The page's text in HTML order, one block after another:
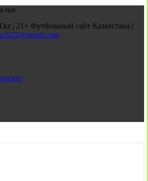
нас
| 21+ Футбольный сайт Казахстана |